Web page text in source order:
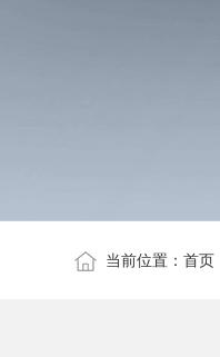
当前位置：首页